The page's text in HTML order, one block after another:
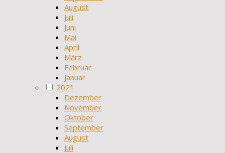
August
Juli
Juni
Mai
April
März
Februar
Januar
2021
Dezember
November
Oktober
September
August
Juli